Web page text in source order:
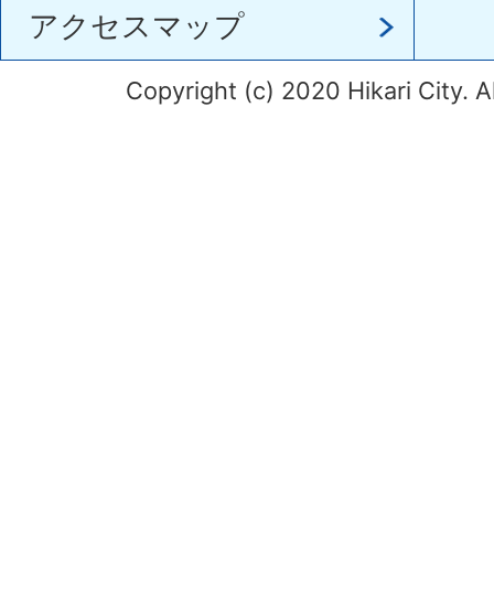
アクセスマップ
Copyright (c) 2020 Hikari City.